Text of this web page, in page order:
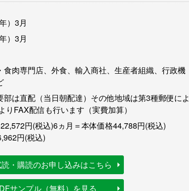
）3月
）3月
食肉専門店、外食、輸入商社、生産者組織、行政機
部は直配（当日朝配達）その他地域は第3種郵便によ
りFAX配信も行います（実費加算）
円(税込)6ヵ月＝本体価格44,788円(税込)
円(税込)
・購読のお申し込みはこちら
サンプル（無料）を見る